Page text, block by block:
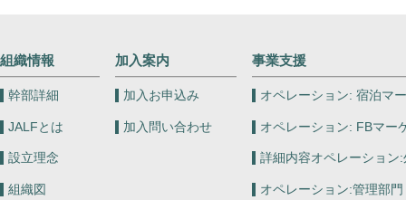
組織情報
幹部詳細
JALFとは
設立理念
組織図
加入案内
加入お申込み
加入問い合わせ
事業支援
オペレーション: 宿泊マ
オペレーション: FBマー
詳細内容オペレーション:
オペレーション:管理部門